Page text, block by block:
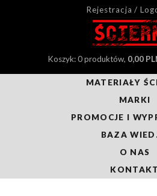
Rejestracja /
Koszyk: 0 produktów, 0,00
MATERIAŁY
MARKI
PROMOCJE I
BAZA
O NAS
KONTAKT